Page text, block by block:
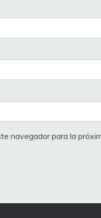
navegador para la